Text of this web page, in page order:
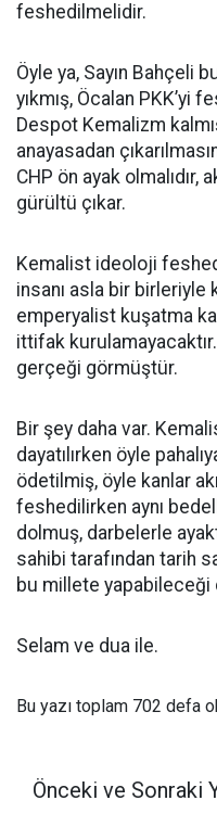
feshedilmelidir.
Öyle ya, Sayın Bahçeli
yıkmış, Öcalan PKK’yi
Despot Kemalizm
anayasadan
CHP ön ayak
gürültü çıkar.
Kemalist ideoloji
insanı asla bir birleriyle
emperyalist kuşatma
ittifak
gerçeği görmüştür.
Bir şey daha var.
dayatılırken öyle
ödetilmiş, öyle kanlar
feshedilirken aynı
dolmuş, darbelerle
sahibi tarafından tarih
bu millete yapabileceği
Selam ve dua ile.
Bu yazı toplam 702 defa
Önceki ve Sonraki